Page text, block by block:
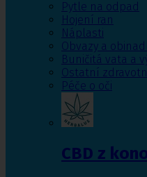
Pytle na odpad
Hojení ran
Náplasti
Obvazy a
Buničitá vata a
Ostatní
Péče o oči
CBD z